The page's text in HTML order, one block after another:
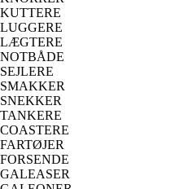
KUTTERE
LUGGERE
LÆGTERE
NOTBÅDE
SEJLERE
SMAKKER
SNEKKER
TANKERE
COASTERE
FARTØJER
FORSENDE
GALEASER